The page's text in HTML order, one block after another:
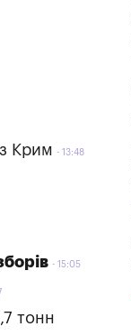
Крим 13:48
15:05
тонн